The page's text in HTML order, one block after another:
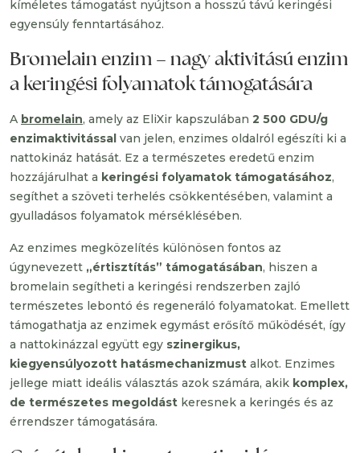
kíméletes támogatást nyújtson a hosszú távú keringési
egyensúly fenntartásához.
Bromelain enzim – nagy aktivitású enzim
a keringési folyamatok támogatására
A bromelain, amely az EliXir kapszulában 2 500 GDU/g
enzimaktivitással van jelen, enzimes oldalról egészíti ki a
nattokináz hatását. Ez a természetes eredetű enzim
hozzájárulhat a keringési folyamatok támogatásához,
segíthet a szöveti terhelés csökkentésében, valamint a
gyulladásos folyamatok mérséklésében.
Az enzimes megközelítés különösen fontos az
úgynevezett „értisztítás” támogatásában, hiszen a
bromelain segítheti a keringési rendszerben zajló
természetes lebontó és regeneráló folyamatokat. Emellett
támogathatja az enzimek egymást erősítő működését, így
a nattokinázzal együtt egy szinergikus,
kiegyensúlyozott hatásmechanizmust alkot. Enzimes
jellege miatt ideális választás azok számára, akik komplex,
de természetes megoldást keresnek a keringés és az
érrendszer támogatására.